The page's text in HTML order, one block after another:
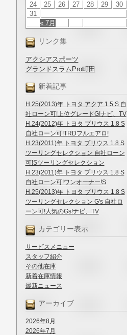
« 7月
24
25 26 27 28 29
30
31
リンク集
アクシアスポーツ
グランドスラムPro町田
新着記事
H.25(2013)年 トヨタ アクア 1.5 S 自
社ローン可!上位グレードG!ナビ、TV
H.24(2012)年 トヨタ プリウス 1.8 S
自社ローン可!TRDフルエアロ!
H.23(2011)年 トヨタ プリウス 1.8 S
ツーリングセレクション 自社ローン
可!Sツーリングセレクション
H.23(2011)年 トヨタ プリウス 1.8 S
自社ローン可!ワンオーナー!S
H.25(2013)年 トヨタ プリウス 1.8 S
ツーリングセレクション G's 自社ロ
ーン可!人気のGs!ナビ、TV
カテゴリー表示
サービスメニュー
スタッフ紹介
その他在庫
新着在庫情報
最新ニュース
アーカイブ
2026年8月
2026年7月